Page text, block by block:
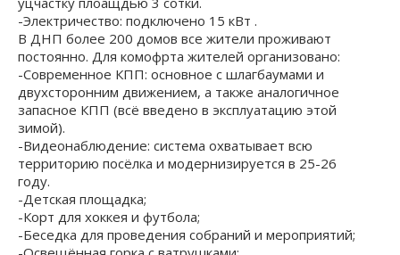
-Электричество: подключено 15 кВт .
В ДНП более 200 домов все жители проживают
постоянно. Для комофрта жителей организовано:
-Современное КПП: основное с шлагбаумами и
двухсторонним движением, а также аналогичное
запасное КПП (всё введено в эксплуатацию этой
зимой).
-Видеонаблюдение: система охватывает всю
территорию посёлка и модернизируется в 25-26
году.
-Детская площадка;
-Корт для хоккея и футбола;
-Беседка для проведения собраний и мероприятий;